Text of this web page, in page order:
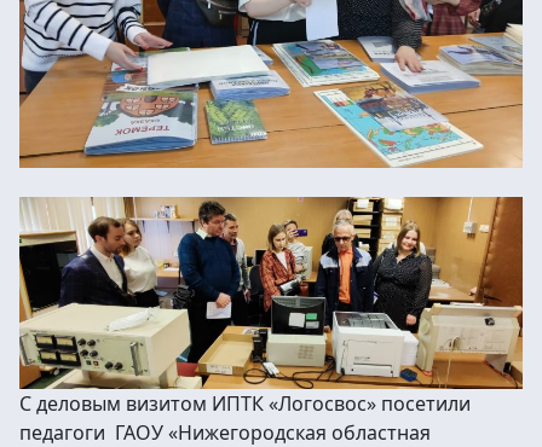
С деловым визитом ИПТК «Логосвос» посетили
педагоги ГАОУ «Нижегородская областная